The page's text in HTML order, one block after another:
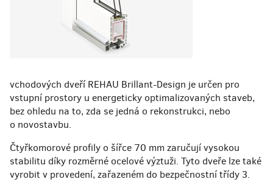
vchodových dveří REHAU Brillant-Design je určen pro
vstupní prostory u energeticky optimalizovaných staveb,
bez ohledu na to, zda se jedná o rekonstrukci, nebo
o novostavbu.
Čtyřkomorové profily o šířce 70 mm zaručují vysokou
stabilitu díky rozměrné ocelové výztuži. Tyto dveře lze také
vyrobit v provedení, zařazeném do bezpečnostní třídy 3.